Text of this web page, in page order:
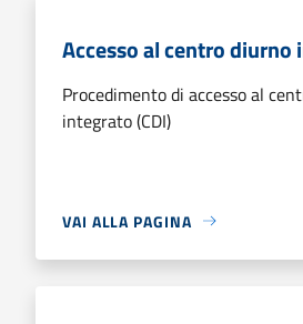
Accesso al centro diurno
Procedimento di accesso al
integrato (CDI)
VAI ALLA PAGINA